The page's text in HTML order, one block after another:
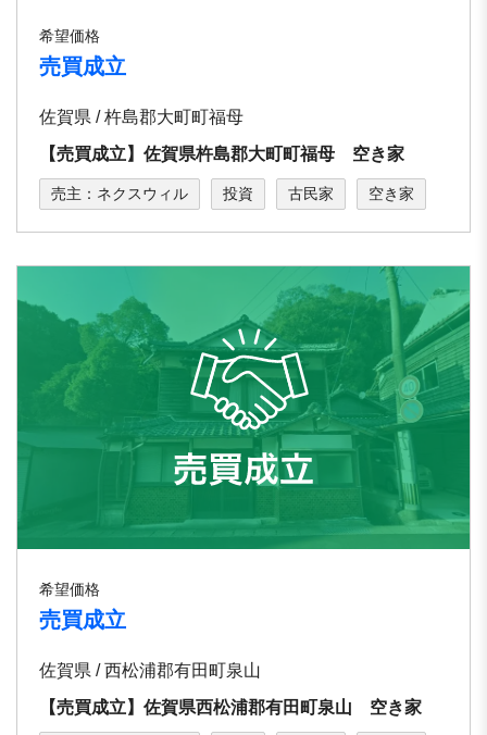
希望価格
売買成立
佐賀県 / 杵島郡大町町福母
【売買成立】佐賀県杵島郡大町町福母 空き家
売主：ネクスウィル 投資 古民家 空き家
希望価格
売買成立
佐賀県 / 西松浦郡有田町泉山
【売買成立】佐賀県西松浦郡有田町泉山 空き家